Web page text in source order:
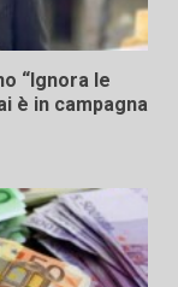
“Ignora le
è in campagna